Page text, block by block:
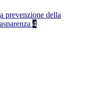
prevenzione della
4